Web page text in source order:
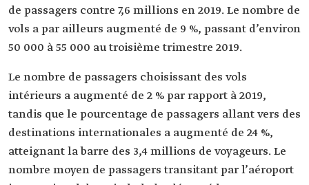
de passagers contre 7,6 millions en 2019. Le nombre de
vols a par ailleurs augmenté de 9 %, passant d’environ
50 000 à 55 000 au troisième trimestre 2019.
Le nombre de passagers choisissant des vols
intérieurs a augmenté de 2 % par rapport à 2019,
tandis que le pourcentage de passagers allant vers des
destinations internationales a augmenté de 24 %,
atteignant la barre des 3,4 millions de voyageurs. Le
nombre moyen de passagers transitant par l’aéroport